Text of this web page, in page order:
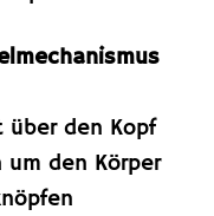
über den Kopf
den Körper